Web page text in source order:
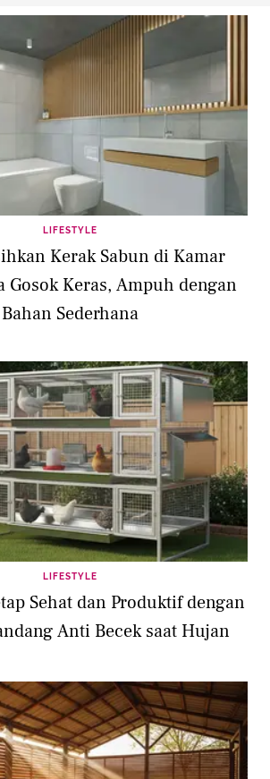
LIFESTYLE
Kerak Sabun di Kamar
Gosok Keras, Ampuh dengan
Bahan Sederhana
LIFESTYLE
Sehat dan Produktif dengan
Anti Becek saat Hujan